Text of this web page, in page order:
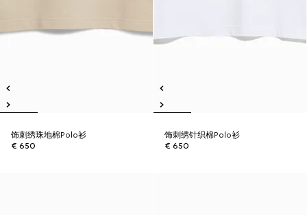
饰刺绣珠地棉Polo衫
€ 650
饰刺绣针织棉Polo衫
€ 650